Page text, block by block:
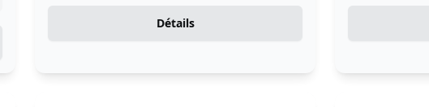
Détails